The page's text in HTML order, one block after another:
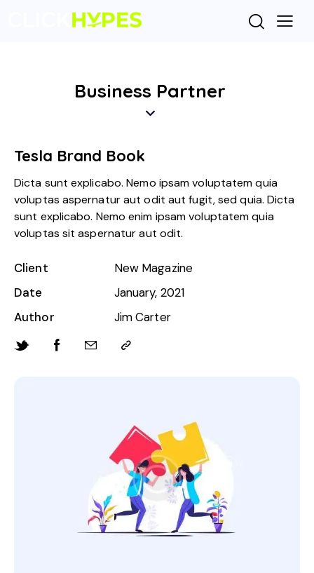
Business Partner
Tesla Brand Book
Dicta sunt explicabo. Nemo ipsam voluptatem quia
voluptas aspernatur aut odit aut fugit, sed quia. Dicta
sunt explicabo. Nemo enim ipsam voluptatem quia
voluptas sit aspernatur aut odit.
Client
New Magazine
Date
January, 2021
Author
Jim Carter